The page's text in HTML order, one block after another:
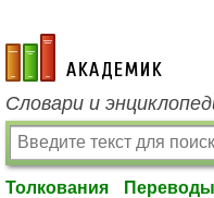
academic.ru
Словари и
Толкования Переводы